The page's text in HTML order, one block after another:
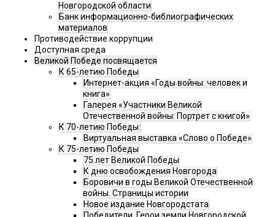
Новгородской области
Банк информационно-библиографических
материалов
Противодействие коррупции
Доступная среда
Великой Победе посвящается
К 65-летию Победы
Интернет-акция «Годы войны: человек и
книга»
Галерея «Участники Великой
Отечественной войны: Портрет с книгой»
К 70-летию Победы:
Виртуальная выставка «Слово о Победе»
К 75-летию Победы
75 лет Великой Победы
К дню освобождения Новгорода
Боровичи в годы Великой Отечественной
войны. Страницы истории
Новое издание Новгородстата